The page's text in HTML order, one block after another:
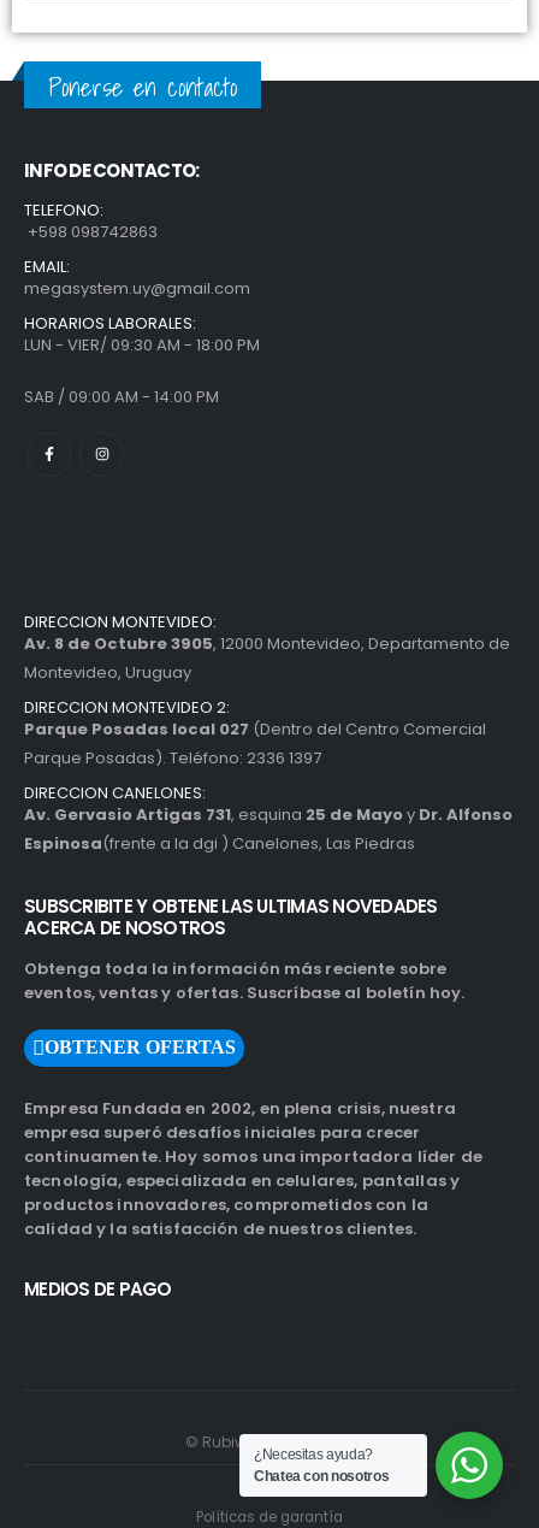
Ponerse en contacto
INFO DE CONTACTO:
TELEFONO:
+598 098742863
EMAIL:
megasystem.uy@gmail.com
HORARIOS LABORALES:
LUN - VIER/ 09:30 AM - 18:00 PM
SAB / 09:00 AM - 14:00 PM
DIRECCION MONTEVIDEO:
Av. 8 de Octubre 3905, 12000 Montevideo, Departamento de
Montevideo, Uruguay
DIRECCION MONTEVIDEO 2:
Parque Posadas local 027 (Dentro del Centro Comercial
Parque Posadas). Teléfono: 2336 1397
DIRECCION CANELONES:
Av. Gervasio Artigas 731, esquina 25 de Mayoy Dr. Alfonso
Espinosa(frente a la dgi ) Canelones, Las Piedras
SUBSCRIBITE Y OBTENE LAS ULTIMAS NOVEDADES
ACERCA DE NOSOTROS
Obtenga toda la información más reciente sobre
eventos, ventas y ofertas. Suscríbase al boletín hoy.
OBTENER OFERTAS
Empresa Fundada en 2002, en plena crisis, nuestra
empresa superó desafíos iniciales para crecer
continuamente. Hoy somos una importadora líder de
tecnología, especializada en celulares, pantallas y
productos innovadores, comprometidos con la
calidad y la satisfacción de nuestros clientes.
MEDIOS DE PAGO
© Rubiwebs.com 2026.
Políticas de garantía
¿Necesitas ayuda?
Chatea con nosotros